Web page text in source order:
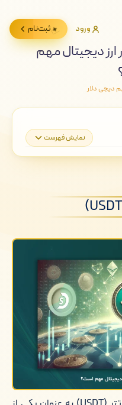
ورود ثبت‌نام
ارز دیجیتال مهم
دیجی دلار
نمایش فهرست
اهمیت دارد؟
و فروش تتر
در دیجی دلار